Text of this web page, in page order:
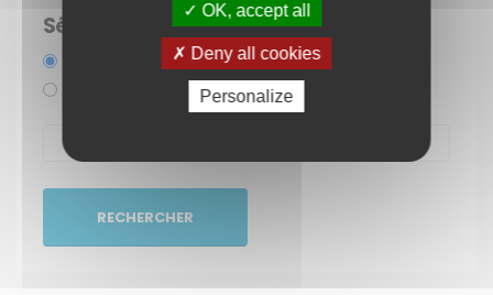
Sélectionnez une période
RECHERCHER
OK, accept all
Deny all cookies
Personalize